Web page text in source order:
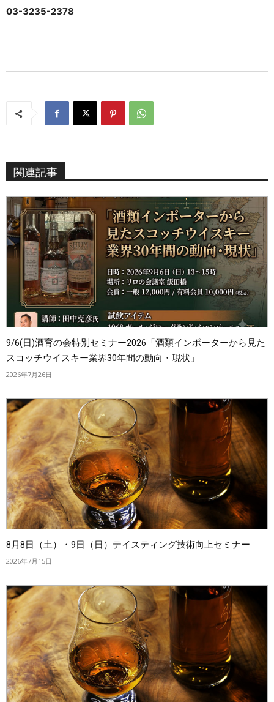
03-3235-2378
関連記事
9/6(日)酒育の会特別セミナー2026「酒類インポーターから見た
スコッチウイスキー業界30年間の動向・現状」
2026年7月26日
8月8日（土）・9日（日）テイスティング技術向上セミナー
2026年7月15日